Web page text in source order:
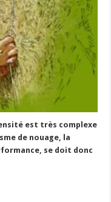
est très complexe
de nouage, la
se doit donc